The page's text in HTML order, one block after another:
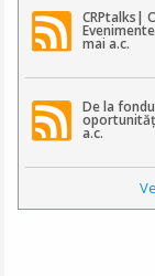
CRPtalks|
mai a.c.
De la
a.c.